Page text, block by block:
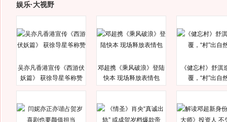
娱乐·大视野
吴亦凡香港宣传《西游伏
妖篇》 获徐导星爷称赞
邓超携《乘风破浪》登陆
快本 现场释放表情包
《健忘村》舒淇
覆，“村”出自